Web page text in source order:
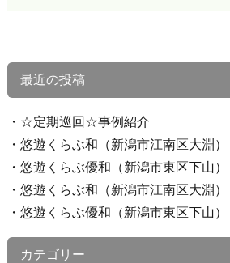
最近の投稿
☆定期巡回☆事例紹介
悠遊くらぶ和（新潟市江南区大淵
悠遊くらぶ優和（新潟市東区下山
悠遊くらぶ和（新潟市江南区大淵
悠遊くらぶ優和（新潟市東区下山
カテゴリー